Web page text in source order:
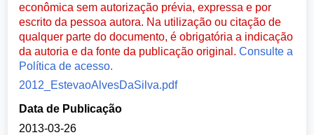
econômica sem autorização prévia, expressa e por
escrito da pessoa autora. Na utilização ou citação de
qualquer parte do documento, é obrigatória a indicação
da autoria e da fonte da publicação original.Consulte a
Política de acesso.
2012_EstevaoAlvesDaSilva.pdf
Data de Publicação
2013-03-26